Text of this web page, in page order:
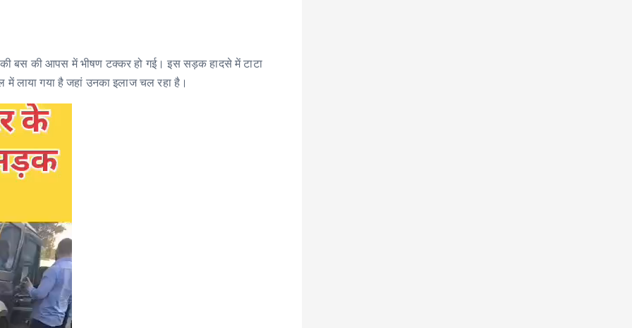
बस की आपस में भीषण टक्कर हो गई। इस सड़क हादसे में टाटा
में लाया गया है जहां उनका इलाज चल रहा है।